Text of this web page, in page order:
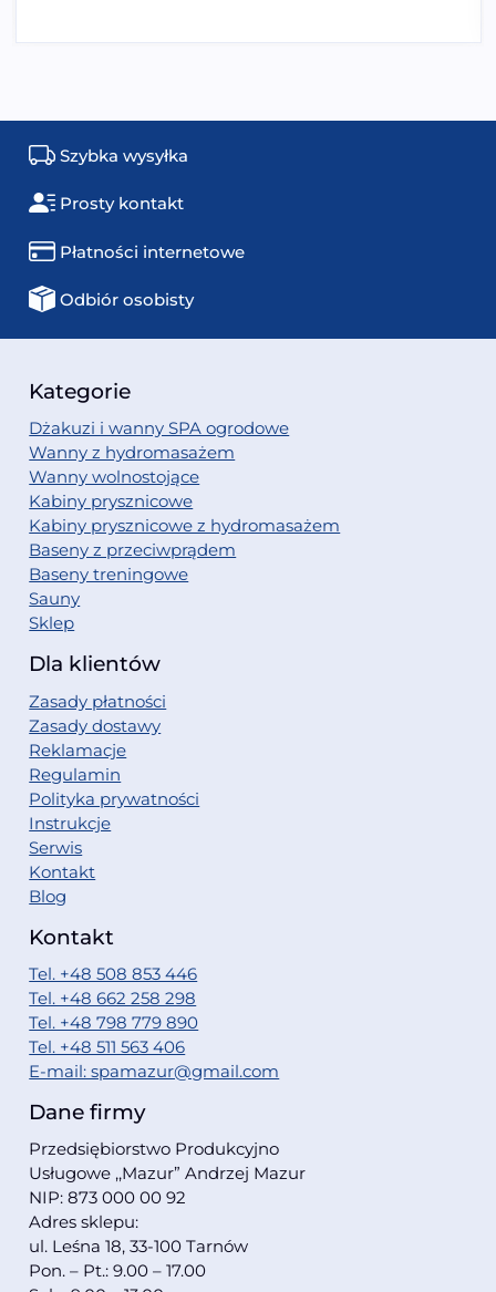
Szybka wysyłka
Prosty kontakt
Płatności internetowe
Odbiór osobisty
Kategorie
Dżakuzi i wanny SPA ogrodowe
Wanny z hydromasażem
Wanny wolnostojące
Kabiny prysznicowe
Kabiny prysznicowe z hydromasażem
Baseny z przeciwprądem
Baseny treningowe
Sauny
Sklep
Dla klientów
Zasady płatności
Zasady dostawy
Reklamacje
Regulamin
Polityka prywatności
Instrukcje
Serwis
Kontakt
Blog
Kontakt
Tel. +48 508 853 446
Tel. +48 662 258 298
Tel. +48 798 779 890
Tel. +48 511 563 406
E-mail: spamazur@gmail.com
Dane firmy
Przedsiębiorstwo Produkcyjno
Usługowe ,,Mazur” Andrzej Mazur
NIP: 873 000 00 92
Adres sklepu:
ul. Leśna 18, 33-100 Tarnów
Pon. – Pt.: 9.00 – 17.00